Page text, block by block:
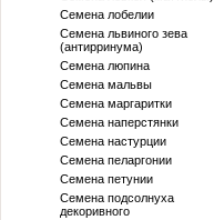
Семена лобелии
Семена львиного зева
(антирринума)
Семена люпина
Семена мальвы
Семена маргаритки
Семена наперстянки
Семена настурции
Семена пеларгонии
Семена петунии
Семена подсолнуха
декоривного